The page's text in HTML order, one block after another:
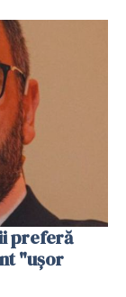
preferă
"uşor